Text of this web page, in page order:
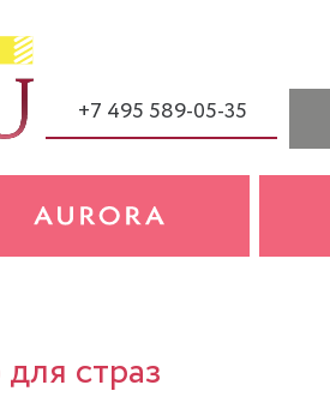
+7 495 589-05-35
страз